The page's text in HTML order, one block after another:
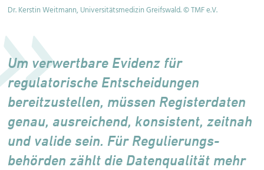
Dr. Kerstin Weitmann, Universitätsmedizin Greifswald. © TMF e.V.
Um verwertbare Evidenz für
regulatorische Entscheidungen
bereitzustellen, müssen Regis­terdaten
genau, ausreichend, konsistent, zeitnah
und valide sein. Für Regulierungs­
behörden zählt die Datenqualität mehr